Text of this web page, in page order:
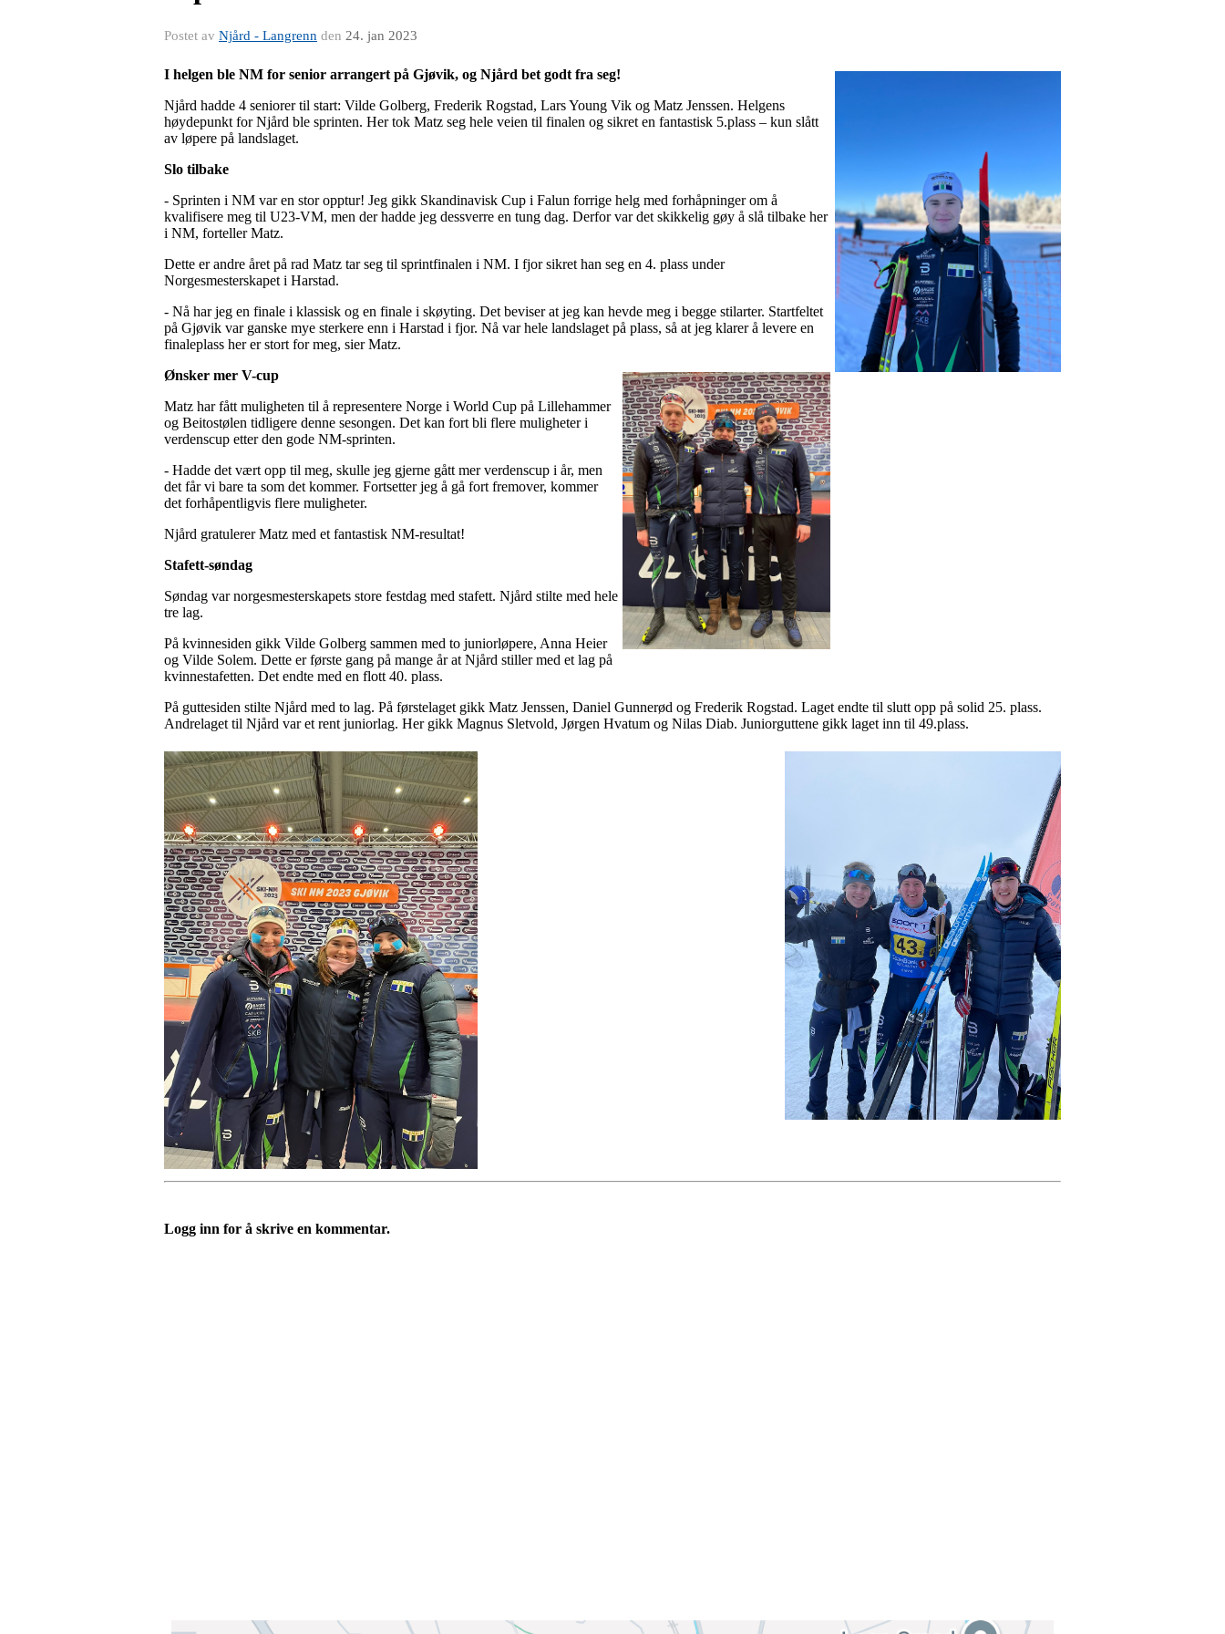
Postet av Njård - Langrenn den 24. jan 2023
I helgen ble NM for senior arrangert på Gjøvik, og Njård bet godt fra seg!
Njård hadde 4 seniorer til start: Vilde Golberg, Frederik Rogstad, Lars Young Vik og Matz Jenssen. Helgens
høydepunkt for Njård ble sprinten. Her tok Matz seg hele veien til finalen og sikret en fantastisk 5.plass – kun slått
av løpere på landslaget.
Slo tilbake
- Sprinten i NM var en stor opptur! Jeg gikk Skandinavisk Cup i Falun forrige helg med forhåpninger om å
kvalifisere meg til U23-VM, men der hadde jeg dessverre en tung dag. Derfor var det skikkelig gøy å slå tilbake her
i NM, forteller Matz.
Dette er andre året på rad Matz tar seg til sprintfinalen i NM. I fjor sikret han seg en 4. plass under
Norgesmesterskapet i Harstad.
- Nå har jeg en finale i klassisk og en finale i skøyting. Det beviser at jeg kan hevde meg i begge stilarter. Startfeltet
på Gjøvik var ganske mye sterkere enn i Harstad i fjor. Nå var hele landslaget på plass, så at jeg klarer å levere en
finaleplass her er stort for meg, sier Matz.
Ønsker mer V-cup
Matz har fått muligheten til å representere Norge i World Cup på Lillehammer
og Beitostølen tidligere denne sesongen. Det kan fort bli flere muligheter i
verdenscup etter den gode NM-sprinten.
- Hadde det vært opp til meg, skulle jeg gjerne gått mer verdenscup i år, men
det får vi bare ta som det kommer. Fortsetter jeg å gå fort fremover, kommer
det forhåpentligvis flere muligheter.
Njård gratulerer Matz med et fantastisk NM-resultat!
Stafett-søndag
Søndag var norgesmesterskapets store festdag med stafett. Njård stilte med hele
tre lag.
På kvinnesiden gikk Vilde Golberg sammen med to juniorløpere, Anna Heier
og Vilde Solem. Dette er første gang på mange år at Njård stiller med et lag på
kvinnestafetten. Det endte med en flott 40. plass.
På guttesiden stilte Njård med to lag. På førstelaget gikk Matz Jenssen, Daniel Gunnerød og Frederik Rogstad. Laget endte til slutt opp på solid 25. plass.
Andrelaget til Njård var et rent juniorlag. Her gikk Magnus Sletvold, Jørgen Hvatum og Nilas Diab. Juniorguttene gikk laget inn til 49.plass.
Logg inn for å skrive en kommentar.